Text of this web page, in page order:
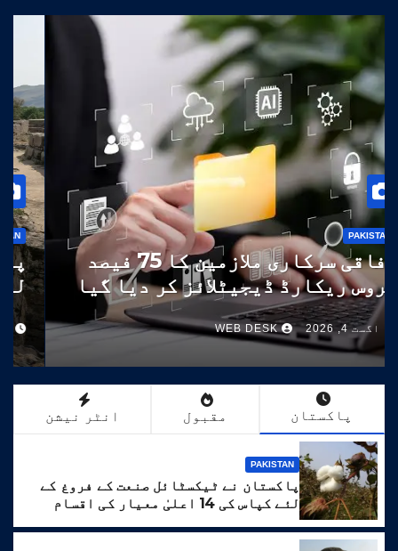
PAKISTAN
وفاقی سرکاری ملازمین کا 75 فیصد
سروس ریکارڈ ڈیجیٹلائز کر دیا گیا
اگست 4, 2026 WEB DESK
پاکستان مقبول انٹر نیشن
PAKISTAN
پاکستان نے ٹیکسٹائل صنعت کے فروغ کے
لئے کپاس کی 14 اعلیٰ معیار کی اقسام